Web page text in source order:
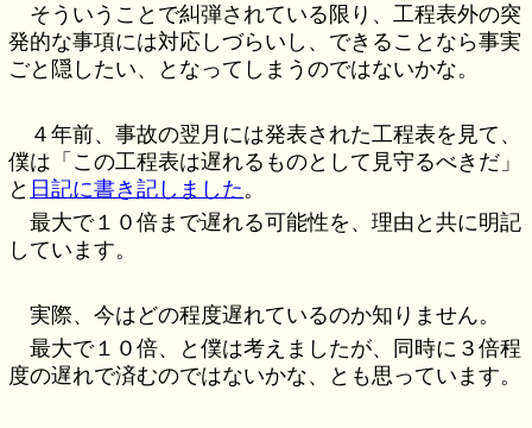
そういうことで糾弾されている限り、工程表外の突
発的な事項には対応しづらいし、できることなら事実
ごと隠したい、となってしまうのではないかな。
４年前、事故の翌月には発表された工程表を見て、
僕は「この工程表は遅れるものとして見守るべきだ」
と 日記に書き記しました 。
最大で１０倍まで遅れる可能性を、理由と共に明記
しています。
実際、今はどの程度遅れているのか知りません。
最大で１０倍、と僕は考えましたが、同時に３倍程
度の遅れで済むのではないかな、とも思っています。